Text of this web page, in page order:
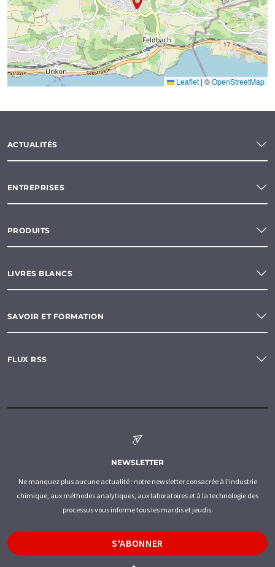
Leaflet | ©OpenStreetMap
ACTUALITÉS
ENTREPRISES
PRODUITS
LIVRES BLANCS
SAVOIR ET FORMATION
FLUX RSS
NEWSLETTER
Ne manquez plus aucune actualité : notre newsletter consacrée à l'industrie
chimique, aux méthodes analytiques, aux laboratoires et à la technologie des
processus vous informe tous les mardis et jeudis.
S'ABONNER